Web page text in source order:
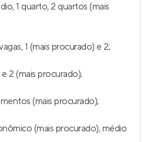
1 quarto, 2 quartos (mais
1 (mais procurado) e 2;
2 (mais procurado);
(mais procurado);
(mais procurado), médio